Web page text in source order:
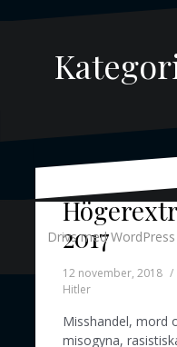
2017
12 november, 2018
Hitler
Misshandel, mord
misogyna,
Drivs med WordPress